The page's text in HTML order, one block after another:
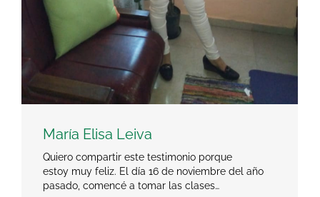
María Elisa Leiva
Quiero compartir este testimonio porque
estoy muy feliz. El día 16 de noviembre del año
pasado, comencé a tomar las clases…